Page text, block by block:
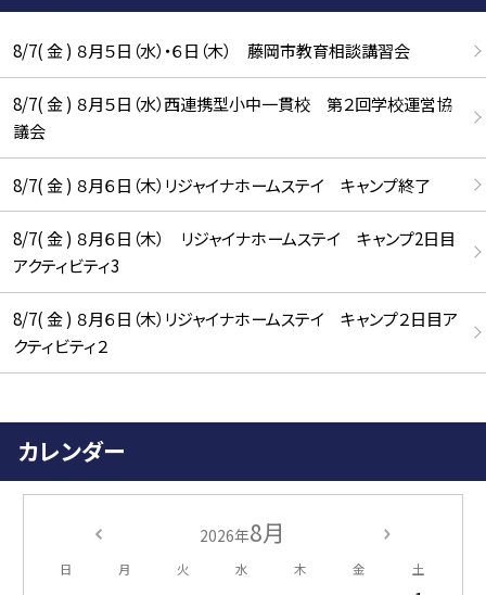
8/7( 金 ) ８月５日（水）・６日（木） 藤岡市教育相談講習会
8/7( 金 ) ８月５日（水）西連携型小中一貫校 第２回学校運営協
議会
8/7( 金 ) ８月６日（木）リジャイナホームステイ キャンプ終了
8/7( 金 ) ８月６日（木） リジャイナホームステイ キャンプ2日目
アクティビティ3
8/7( 金 ) ８月６日（木）リジャイナホームステイ キャンプ２日目ア
クティビティ２
カレンダー
2026年8月
日 月 火 水 木 金 土